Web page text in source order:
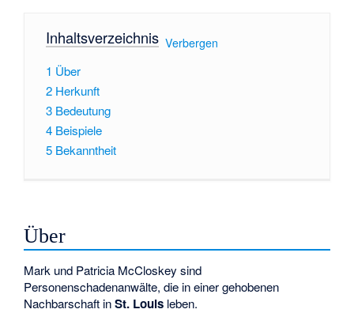
Inhaltsverzeichnis[ Verbergen
1 Über
2 Herkunft
3 Bedeutung
4 Beispiele
5 Bekanntheit
Über
Mark und Patricia McCloskey sind
Personenschadenanwälte, die in einer gehobenen
Nachbarschaft inSt. Louis leben.